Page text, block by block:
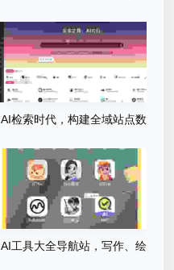
AI检索时代，构建全域站点数
AI工具大全导航站，写作、绘